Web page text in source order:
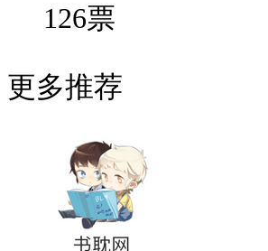
126票
更多推荐